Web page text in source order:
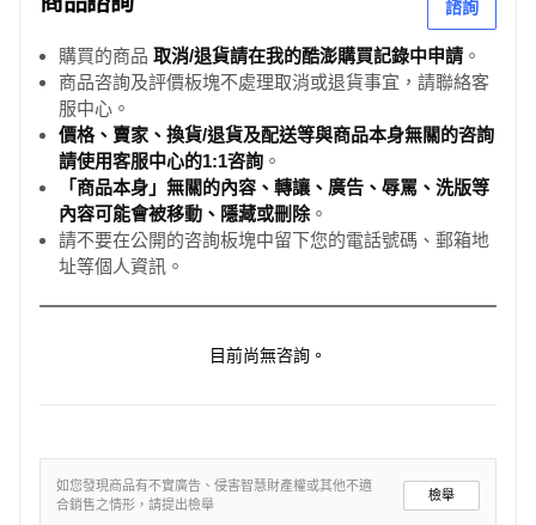
科普：防水膠圈無法抵擋「高溫蒸氣」。因蒸氣入侵導致的
主機板氧化腐蝕，屬於人為疏失，不予免費保固。
關於充電：請使用 5V/1A 充電頭（如電腦 USB 孔）。 禁止
使用手機快充頭（高伏特電壓），容易導致電池過熱膨脹或
晶片燒毀。
外觀損傷：人為摔落導致的螢幕破裂、按鍵凹陷或錶帶斷
裂。
【鑑賞期 ＆ 退換貨規則】
退貨標準：商品須維持「全新未拆封」狀態。
拆封視同使用：智慧手錶屬於精密電子產品，一經開機連網
配對，系統即寫入保固日期，價值已減損。
向您收取 商品售價 20%~30% 之整新還原費用。我們有台
諮詢
購買的商品 取消/退貨請在我的酷澎購買記錄中申請 。
商品咨詢及評價板塊不處理取消或退貨事宜，請聯絡客
服中心。
價格、賣家、換貨/退貨及配送等與商品本身無關的咨詢
請使用客服中心的1:1咨詢 。
「商品本身」無關的內容、轉讓、廣告、辱罵、洗版等
內容可能會被移動、隱藏或刪除。
請不要在公開的咨詢板塊中留下您的電話號碼、郵箱地
址等個人資訊。
目前尚無咨詢。
如您發現商品有不實廣告、侵害智慧財產權或其他不適
合銷售之情形，請提出檢舉
檢舉